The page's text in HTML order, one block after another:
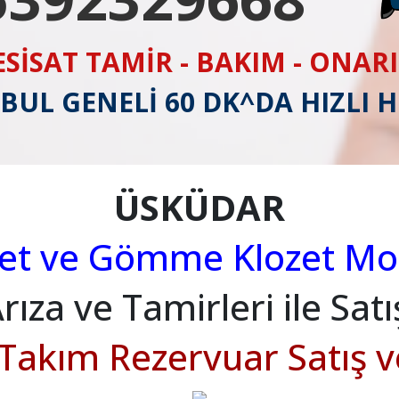
TAMİR - BAKIM -
GENELİ 60 DK^DA HIZLI
ÜSKÜDAR
ve Gömme Klozet
ve Tamirleri ile
Rezervuar Satış